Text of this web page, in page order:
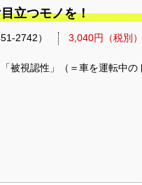
立つモノを！
2742） 3,040円（税別）
被視認性」（＝車を運転中